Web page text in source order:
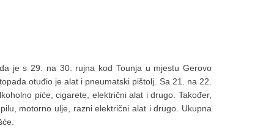
je s 29. na 30. rujna kod Tounja u mjestu Gerovo
otuđio je alat i pneumatski pištolj. Sa 21. na 22.
piće, cigarete, električni alat i drugo. Također,
motorno ulje, razni električni alat i drugo. Ukupna